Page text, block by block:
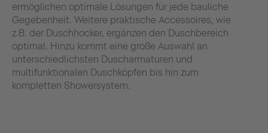
ermöglichen optimale Lösungen für jede bauliche
Gegebenheit. Weitere praktische Accessoires, wie
z.B. der Duschhocker, ergänzen den Duschbereich
optimal. Hinzu kommt eine große Auswahl an
unterschiedlichsten Duscharmaturen und
multifunktionalen Duschköpfen bis hin zum
kompletten Showersystem.